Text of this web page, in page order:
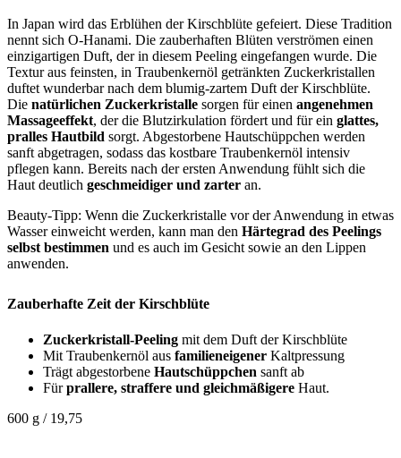
In Japan wird das Erblühen der Kirschblüte gefeiert. Diese Tradition
nennt sich O-Hanami. Die zauberhaften Blüten verströmen einen
einzigartigen Duft, der in diesem Peeling eingefangen wurde. Die
Textur aus feinsten, in Traubenkernöl getränkten Zuckerkristallen
duftet wunderbar nach dem blumig-zartem Duft der Kirschblüte.
Die natürlichen Zuckerkristalle sorgen für einen angenehmen
Massageeffekt, der die Blutzirkulation fördert und für ein glattes,
pralles Hautbild sorgt. Abgestorbene Hautschüppchen werden
sanft abgetragen, sodass das kostbare Traubenkernöl intensiv
pflegen kann. Bereits nach der ersten Anwendung fühlt sich die
Haut deutlich geschmeidiger und zarter an.
Beauty-Tipp: Wenn die Zuckerkristalle vor der Anwendung in etwas
Wasser einweicht werden, kann man den Härtegrad des Peelings
selbst bestimmen und es auch im Gesicht sowie an den Lippen
anwenden.
Zauberhafte Zeit der Kirschblüte
Zuckerkristall-Peeling mit dem Duft der Kirschblüte
Mit Traubenkernöl aus familieneigener Kaltpressung
Trägt abgestorbene Hautschüppchen sanft ab
Fürprallere, straffere und gleichmäßigere Haut.
600 g / 19,75